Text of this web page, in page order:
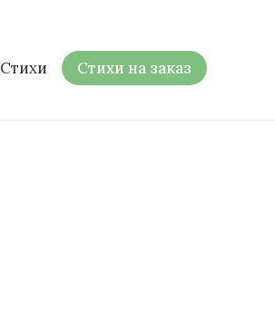
Стихи Стихи на заказ